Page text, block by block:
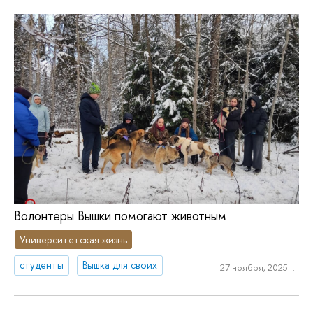
Волонтеры Вышки помогают животным
Университетская жизнь
студенты
Вышка для своих 27 ноября, 2025 г.